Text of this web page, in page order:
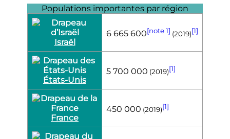
Populations importantes par région
Israël
6 665 600[note 1] (2019)[1]
États-Unis
5 700 000 (2019)[1]
France
450 000 (2019)[1]